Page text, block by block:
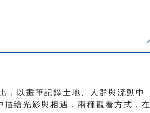
，以畫筆記錄土地、人群與流動中
繪光影與相遇，兩種觀看方式，在